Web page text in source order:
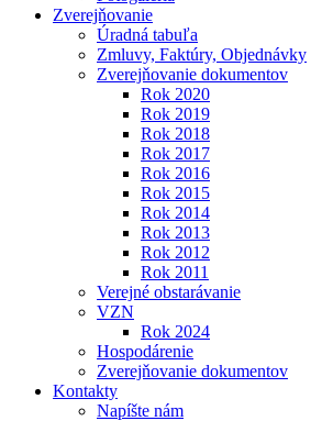
Zverejňovanie
Úradná tabuľa
Zmluvy, Faktúry, Objednávky
Zverejňovanie dokumentov
Rok 2020
Rok 2019
Rok 2018
Rok 2017
Rok 2016
Rok 2015
Rok 2014
Rok 2013
Rok 2012
Rok 2011
Verejné obstarávanie
VZN
Rok 2024
Hospodárenie
Zverejňovanie dokumentov
Kontakty
Napíšte nám